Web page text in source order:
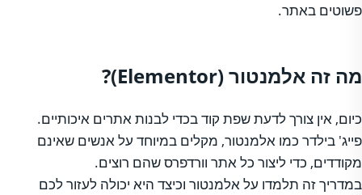
פשוטים באתר.
מה זה אלמנטור (Elementor)?
כיום, אין צורך לדעת שפת קוד בכדי לבנות אתרים איכותיים.
פייג' בילדר כמו אלמנטור, מקלים במיוחד על אנשים שאינם
מקודדים, כדי ליצור כל אתר וורדפרס שהם רוצים.
במדריך זה תלמדו על אלמנטור וכיצד היא יכולה לעזור לכם